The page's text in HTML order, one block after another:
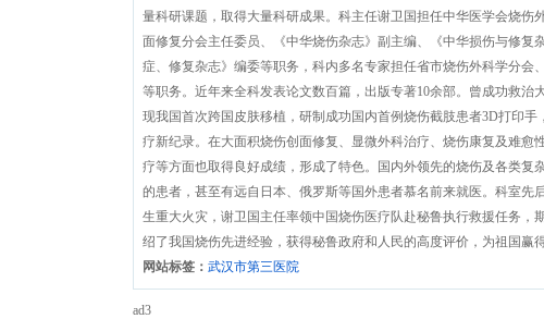
量科研课题，取得大量科研成果。科主任谢卫国担任中华医学会烧伤
面修复分会主任委员、《中华烧伤杂志》副主编、《中华损伤与修
症、修复杂志》编委等职务，科内多名专家担任省市烧伤外科学分
等职务。近年来全科发表论文数百篇，出版专著10余部。曾成功救
现我国首次跨国皮肤移植，研制成功国内首例烧伤截肢患者3D打印
疗新纪录。在大面积烧伤创面修复、显微外科治疗、烧伤康复及难
疗等方面也取得良好成绩，形成了特色。国内外领先的烧伤及各类
的患者，甚至有远自日本、俄罗斯等国外患者慕名前来就医。科室先
生重大火灾，谢卫国主任率领中国烧伤医疗队赴秘鲁执行救援任务
绍了我国烧伤先进经验，获得秘鲁政府和人民的高度评价，为祖国赢得
网站标签： 武汉市第三医院
ad3